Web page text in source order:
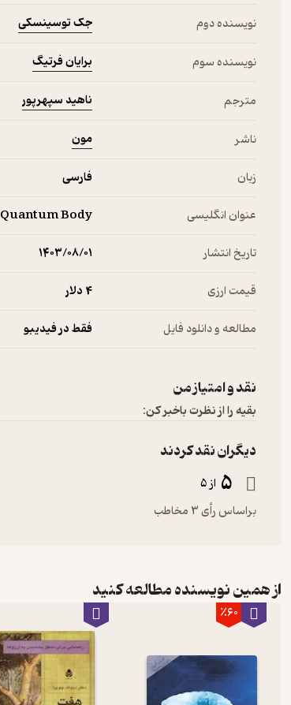
نویسنده دوم جک توسینسکی
نویسنده سوم برایان فرتیگ
مترجم ناهید سپهرپور
ناشر مون
زبان فارسی
عنوان انگلیسی Quantum Body
تاریخ انتشار ۱۴۰۳/۰۸/۰۱
قیمت ارزی 4 دلار
مطالعه و دانلود فایل فقط در فیدیبو
نقد و امتیاز من
بقیه را از نظرت باخبر کن:
دیگران نقد کردند
5 از 5
براساس رأی 3 مخاطب
از همین نویسنده مطالعه کنید
٪60